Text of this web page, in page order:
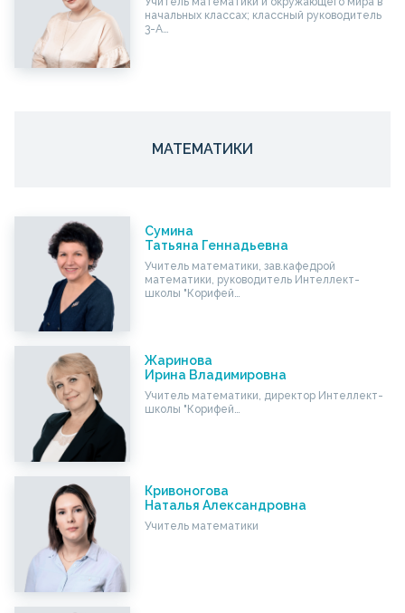
начальных классах; классный руководитель
3-А…
МАТЕМАТИКИ
Сумина
Татьяна Геннадьевна
Учитель математики, зав.кафедрой
математики, руководитель Интеллект-
школы "Корифей…
Жаринова
Ирина Владимировна
Учитель математики, директор Интеллект-
школы "Корифей…
Кривоногова
Наталья Александровна
Учитель математики